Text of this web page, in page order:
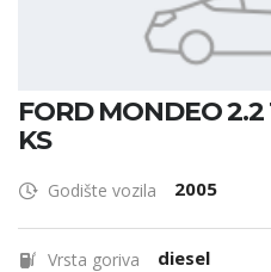
FORD MONDEO
KS
Godište vozila 2005
Vrsta goriva diesel